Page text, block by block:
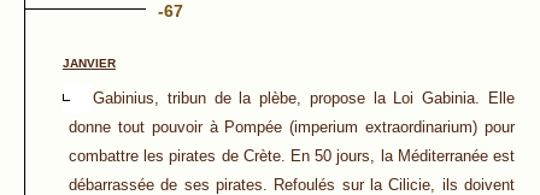
-67
JANVIER
Gabinius, tribun de la plèbe, propose la Loi Gabinia. Elle
donne tout pouvoir à Pompée (imperium extraordinarium) pour
combattre les pirates de Crète. En 50 jours, la Méditerranée est
débarrassée de ses pirates. Refoulés sur la Cilicie, ils doivent